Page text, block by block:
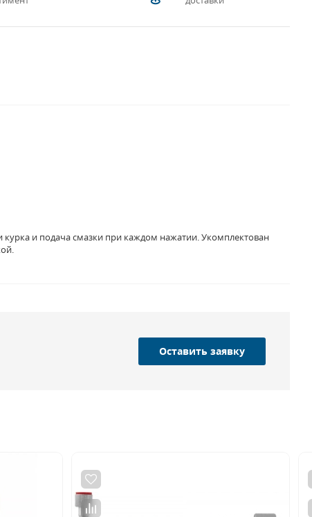
и подача смазки при каждом нажатии. Укомплектован
Оставить заявку